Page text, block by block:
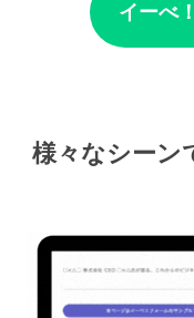
イーべ
様々なシーン